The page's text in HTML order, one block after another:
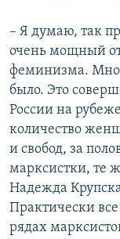
– Я думаю, так
очень мощный
феминизма.
было. Это
России на
количество
и свобод, за
марксистки, те
Надежда
Практически
рядах